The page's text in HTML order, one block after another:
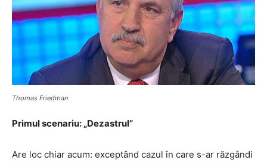
Thomas Friedman
Primul scenariu: „Dezastrul”
Are loc chiar acum: exceptând cazul în care s-ar răzgândi